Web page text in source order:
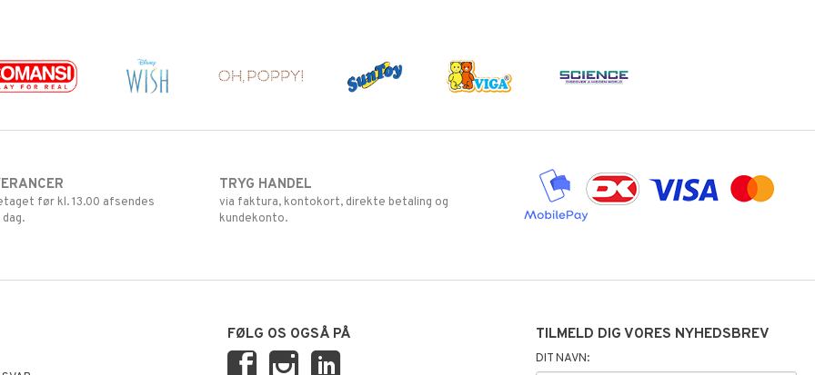
før kl. 13.00 afsendes
TRYG HANDEL
via faktura, kontokort, direkte betaling og
kundekonto.
FØLG OS OGSÅ PÅ TILMELD DIG VORES NYHEDSBREV
DIT NAVN: